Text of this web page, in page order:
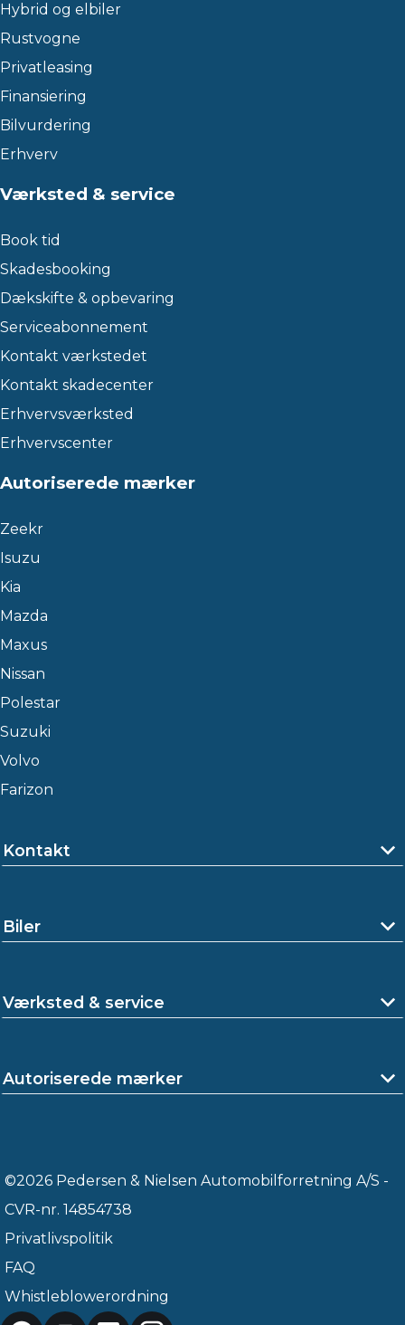
Hybrid og elbiler
Rustvogne
Privatleasing
Finansiering
Bilvurdering
Erhverv
Værksted & service
Book tid
Skadesbooking
Dækskifte & opbevaring
Serviceabonnement
Kontakt værkstedet
Kontakt skadecenter
Erhvervsværksted
Erhvervscenter
Autoriserede mærker
Zeekr
Isuzu
Kia
Mazda
Maxus
Nissan
Polestar
Suzuki
Volvo
Farizon
Kontakt
Biler
Værksted & service
Autoriserede mærker
©2026 Pedersen & Nielsen Automobilforretning A/S -
CVR-nr. 14854738
Privatlivspolitik
FAQ
Whistleblowerordning